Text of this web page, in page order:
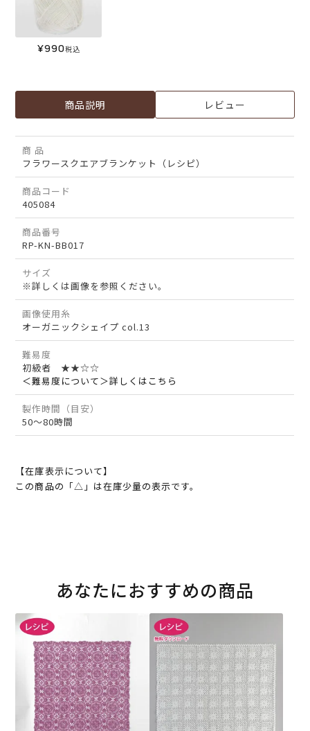
¥990税込
商品説明 レビュー
商 品
フラワースクエアブランケット（レシピ）
商品コード
405084
商品番号
RP-KN-BB017
サイズ
※詳しくは画像を参照ください。
画像使用糸
オーガニックシェイプ col.13
難易度
初級者 ★★☆☆
＜難易度について＞詳しくはこちら
製作時間（目安）
50～80時間
【在庫表示について】
この商品の「△」は在庫少量の表示です。
あなたにおすすめの商品